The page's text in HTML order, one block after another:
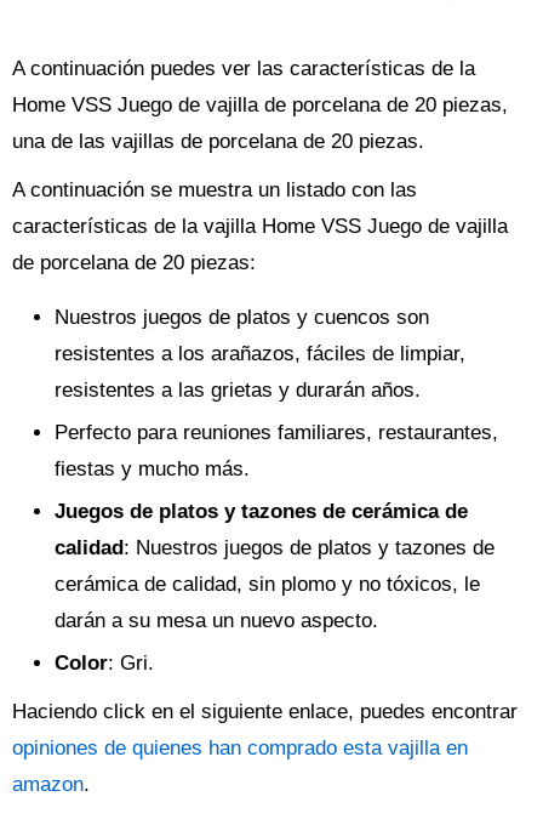
A continuación puedes ver las características de la
Home VSS Juego de vajilla de porcelana de 20 piezas,
una de las vajillas de porcelana de 20 piezas.
A continuación se muestra un listado con las
características de la vajilla Home VSS Juego de vajilla
de porcelana de 20 piezas:
Nuestros juegos de platos y cuencos son
resistentes a los arañazos, fáciles de limpiar,
resistentes a las grietas y durarán años.
Perfecto para reuniones familiares, restaurantes,
fiestas y mucho más.
Juegos de platos y tazones de cerámica de
calidad: Nuestros juegos de platos y tazones de
cerámica de calidad, sin plomo y no tóxicos, le
darán a su mesa un nuevo aspecto.
Color: Gri.
Haciendo click en el siguiente enlace, puedes encontrar
opiniones de quienes han comprado esta vajilla en
amazon.